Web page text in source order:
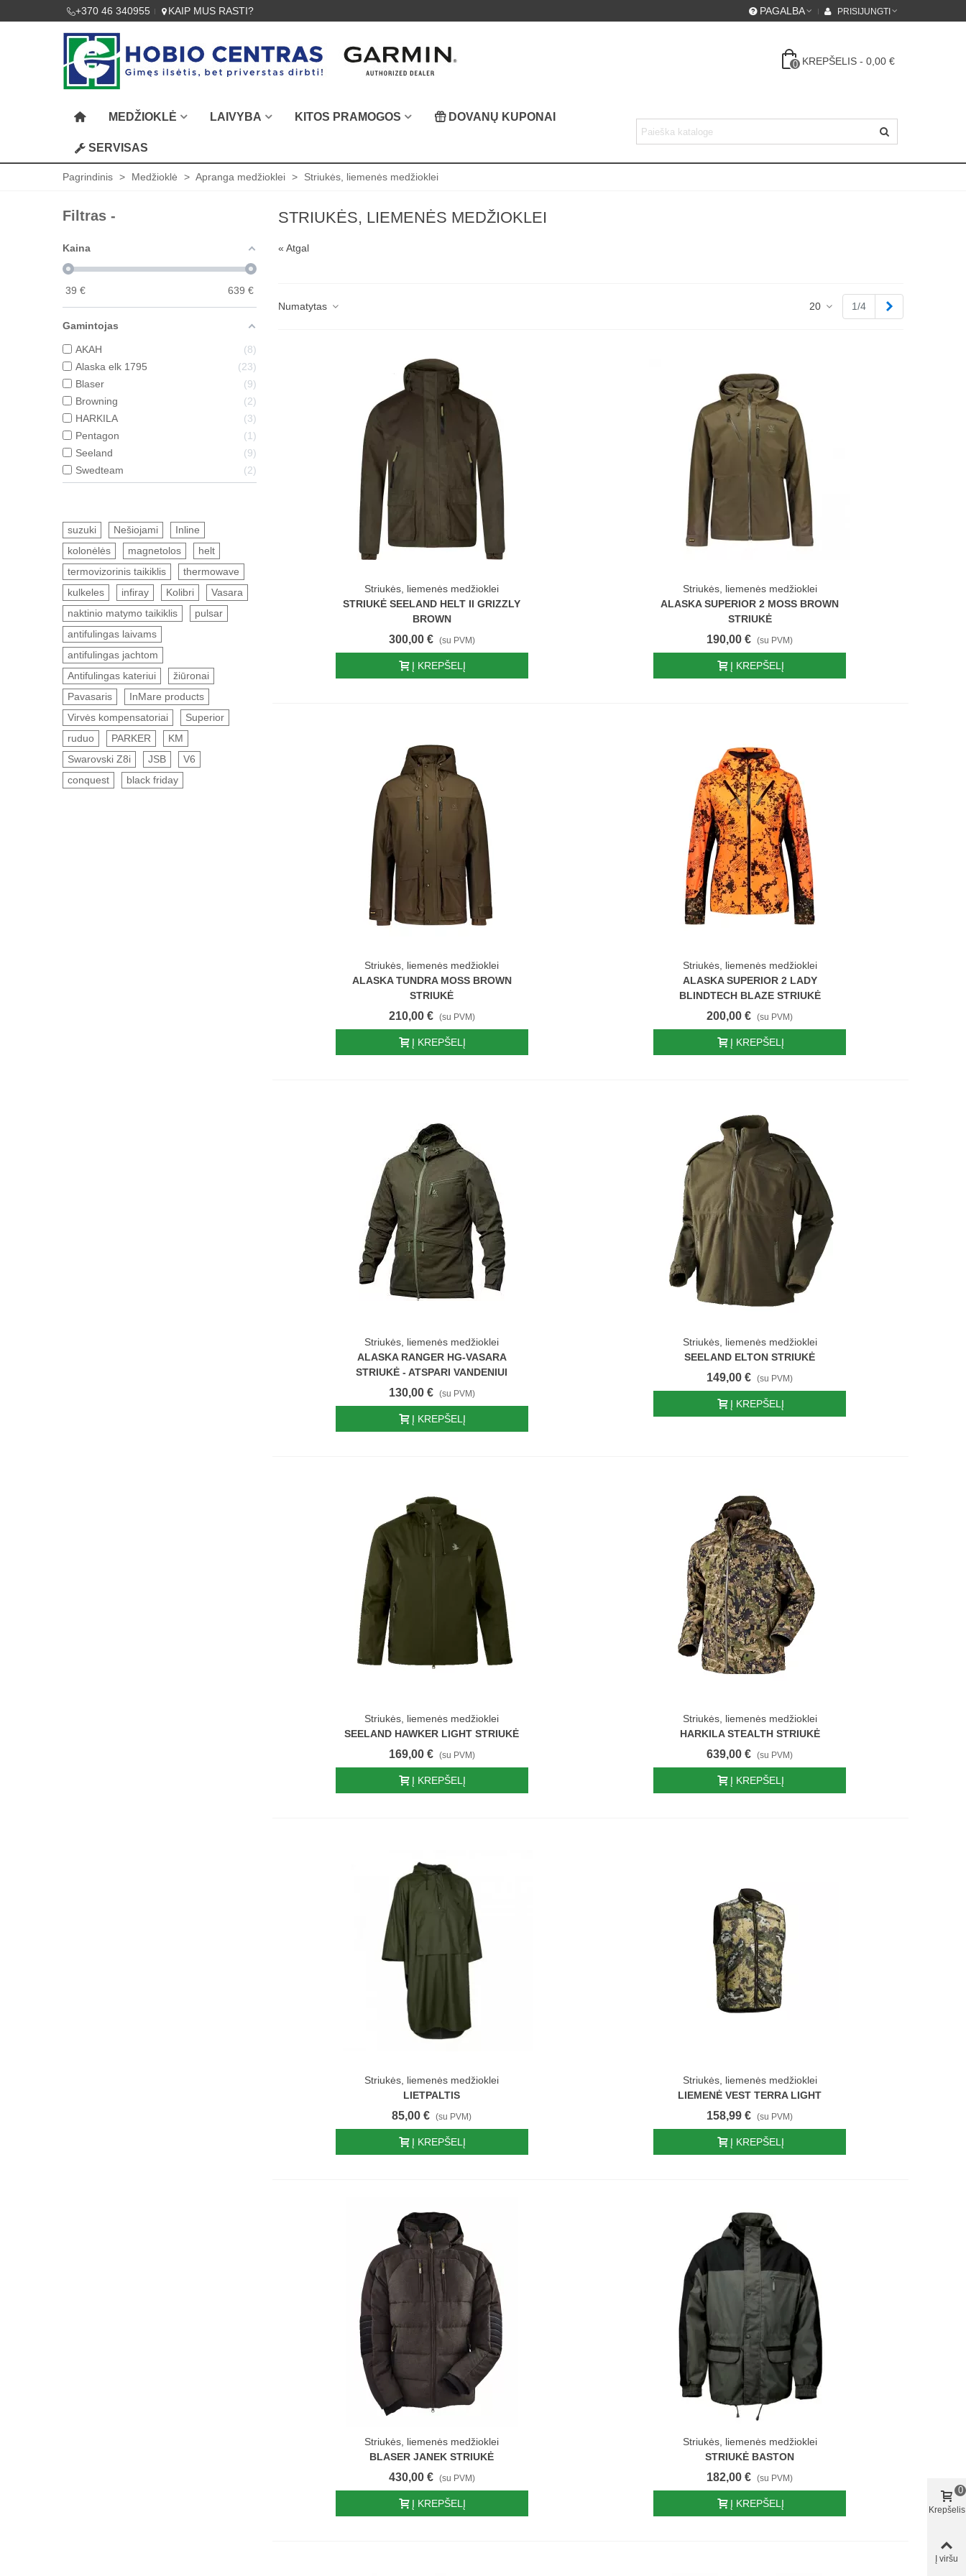
+370 46 340955 KAIP MUS RASTI? PAGALBA PRISIJUNGTI
0 KREPŠELIS - 0,00 €
MEDŽIOKLĖ LAIVYBA KITOS PRAMOGOS DOVANŲ KUPONAI
SERVISAS
Pagrindinis > Medžioklė > Apranga medžioklei > Striukės, liemenės medžioklei
Filtras -
Kaina
39 € 639 €
Gamintojas
AKAH
8
Alaska elk 1795
23
Blaser
9
Browning
2
HARKILA
3
Pentagon
1
Seeland
9
Swedteam
2
suzuki Nešiojami
Inline
kolonėlės
magnetolos
helt
termovizorinis taikiklis
thermowave
kulkeles
infiray Kolibri
Vasara
naktinio matymo taikiklis
pulsar
antifulingas laivams
antifulingas jachtom
Antifulingas kateriui
žiūronai
Pavasaris
InMare products
Virvės kompensatoriai
Superior
ruduo
PARKER
KM
Swarovski Z8i
JSB
V6
conquest
black friday
STRIUKĖS, LIEMENĖS MEDŽIOKLEI
« Atgal
Numatytas 20 1/4
Striukės, liemenės medžioklei
STRIUKĖ SEELAND HELT II GRIZZLY
BROWN
300,00 € (su PVM)
Į KREPŠELĮ
Striukės, liemenės medžioklei
ALASKA SUPERIOR 2 MOSS BROWN
STRIUKĖ
190,00 € (su PVM)
Į KREPŠELĮ
Striukės, liemenės medžioklei
ALASKA TUNDRA MOSS BROWN
STRIUKĖ
210,00 € (su PVM)
Į KREPŠELĮ
Striukės, liemenės medžioklei
ALASKA SUPERIOR 2 LADY
BLINDTECH BLAZE STRIUKĖ
200,00 € (su PVM)
Į KREPŠELĮ
Striukės, liemenės medžioklei
ALASKA RANGER HG-VASARA
STRIUKĖ - ATSPARI VANDENIUI
130,00 € (su PVM)
Į KREPŠELĮ
Striukės, liemenės medžioklei
SEELAND ELTON STRIUKĖ
149,00 € (su PVM)
Į KREPŠELĮ
Striukės, liemenės medžioklei
SEELAND HAWKER LIGHT STRIUKĖ
169,00 € (su PVM)
Į KREPŠELĮ
Striukės, liemenės medžioklei
HARKILA STEALTH STRIUKĖ
639,00 € (su PVM)
Į KREPŠELĮ
Striukės, liemenės medžioklei
LIETPALTIS
85,00 € (su PVM)
Į KREPŠELĮ
Striukės, liemenės medžioklei
LIEMENĖ VEST TERRA LIGHT
158,99 € (su PVM)
Į KREPŠELĮ
Striukės, liemenės medžioklei
BLASER JANEK STRIUKĖ
430,00 € (su PVM)
Į KREPŠELĮ
Striukės, liemenės medžioklei
STRIUKĖ BASTON
182,00 € (su PVM)
Į KREPŠELĮ
Krepšelis
0
Į viršu